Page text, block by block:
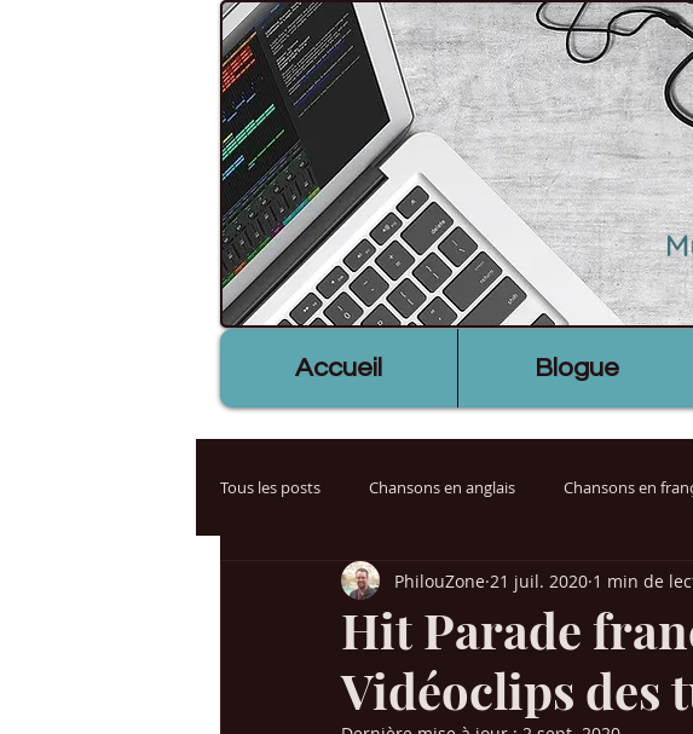
Accueil Blogue
Tous les posts Chansons en anglais Chansons en
Billboard USA Charts UK Hit Parade France
Chansons années 60-70 Chansons années 80-90
Hit Parade
Vidéoclips des
PhilouZone 21 juil. 2020 1 min de